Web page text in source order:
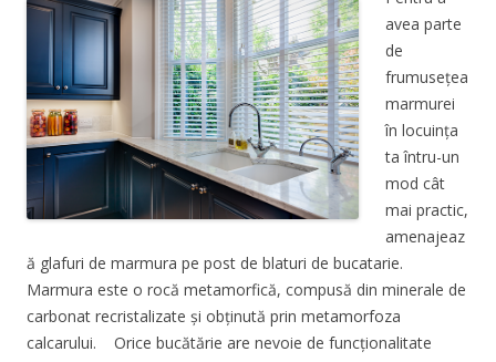
avea parte
de
frumusețea
marmurei
în locuința
ta întru-un
mod cât
mai practic,
amenajeaz
ă glafuri de marmura pe post de blaturi de bucatarie.
Marmura este o rocă metamorfică, compusă din minerale de
carbonat recristalizate și obținută prin metamorfoza
calcarului. Orice bucătărie are nevoie de funcționalitate